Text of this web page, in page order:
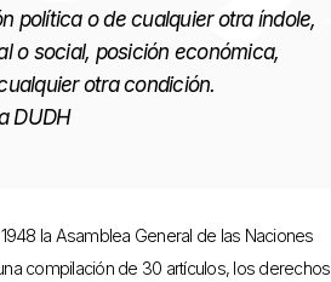
política o de cualquier otra índole,
o social, posición económica,
otra condición.
DUDH
la Asamblea General de las Naciones
compilación de 30 artículos, los derechos